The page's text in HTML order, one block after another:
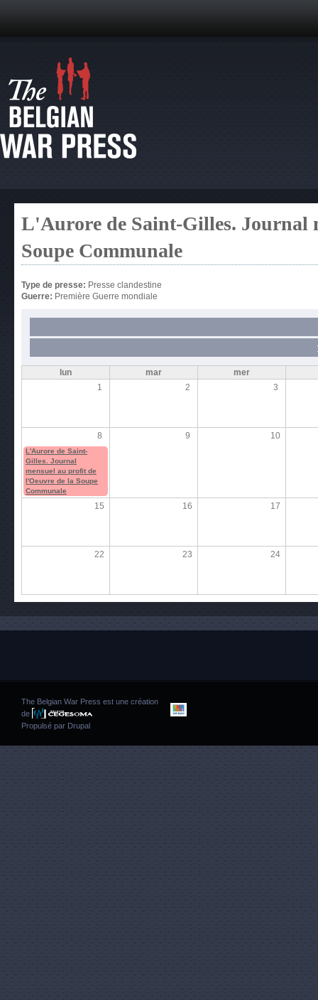
L'Aurore de Saint-Gilles. Journal
Soupe Communale
Type de presse: Presse clandestine
Guerre: Première Guerre mondiale
lun mar
mer
1
2 3
8 9 10
L'Aurore de Saint-
Gilles. Journal
mensuel au profit de
l'Oeuvre de la Soupe
Communale
15 16 17
22 23 24
The Belgian War Press est une création
de
Propulsé par Drupal